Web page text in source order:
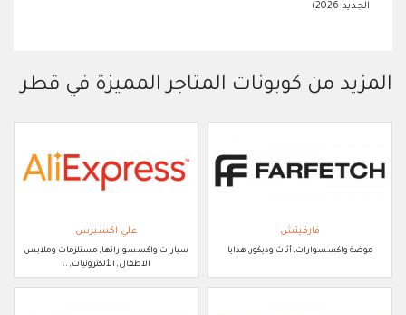
الجديد 2026)
المزيد من كوبونات المتاجر المميزة في قطر
فارفيتش
موضة واكسسوارات, أثاث وديكور, هدايا
علي اكسبرس
سيارات واكسسواراتها, مستلزمات وملابس
الاطفال, الألكترونيات, ..